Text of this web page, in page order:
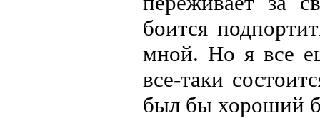
боится
мной. Но я все
все-таки
был бы хороший